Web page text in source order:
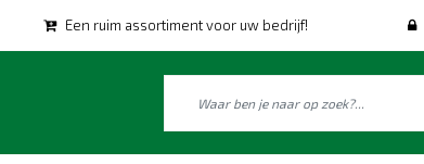
Een ruim assortiment voor uw bedrijf!